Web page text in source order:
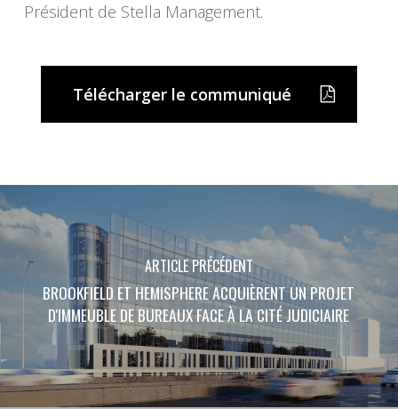
Président de Stella Management.
Télécharger le communiqué
ARTICLE PRÉCÉDENT
BROOKFIELD ET HEMISPHERE ACQUIÈRENT UN PROJET
D'IMMEUBLE DE BUREAUX FACE À LA CITÉ JUDICIAIRE